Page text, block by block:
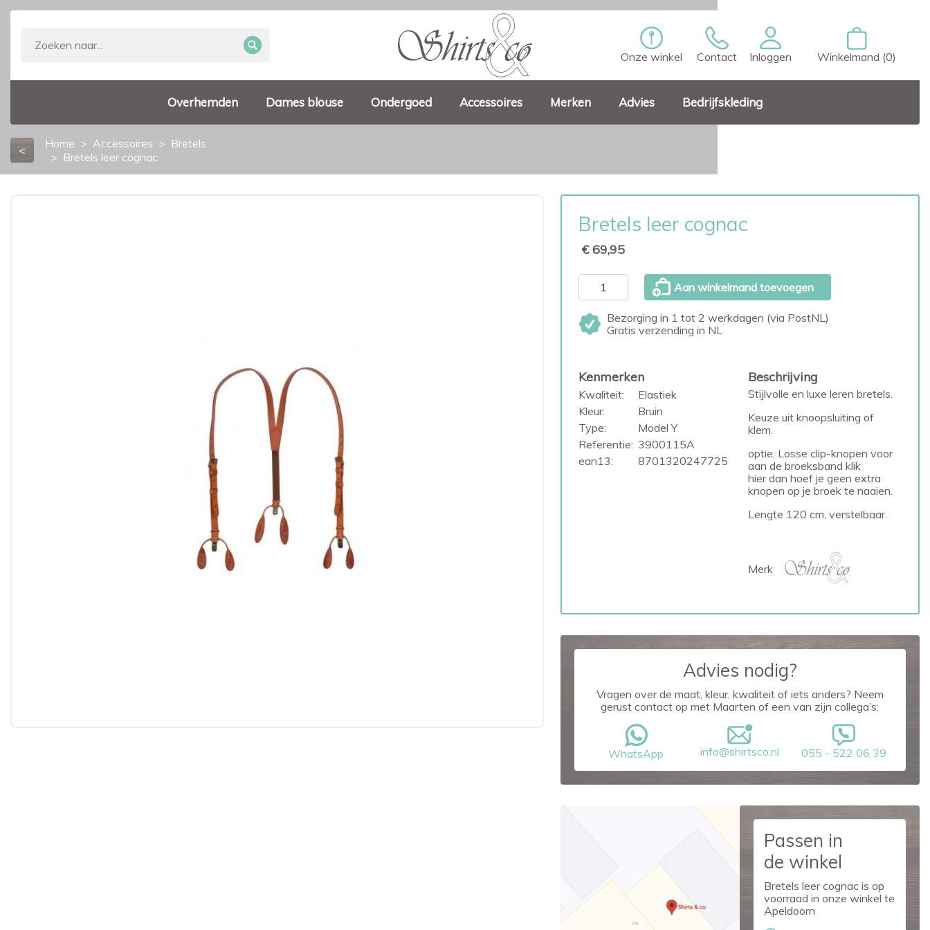
Onze winkel Contact Inloggen Winkelmand (0)
Overhemden Dames blouse Ondergoed Accessoires Merken Advies Bedrijfskleding
< Home Accessoires
Bretels
Bretels leer cognac
Bretels leer cognac
€ 69,95
Aan winkelmand toevoegen
Bezorging in 1 tot 2 werkdagen (via PostNL)
Gratis verzending in NL
Kenmerken
Kwaliteit:
Elastiek
Kleur:
Bruin
Type:
Model Y
Referentie: 3900115A
ean13:
8701320247725
Beschrijving
Stijlvolle en luxe leren bretels.
Keuze uit knoopsluiting of
klem.
optie: Losse clip-knopen voor
aan de broeksbandklik
hierdan hoef je geen extra
knopen op je broek te naaien.
Lengte 120 cm, verstelbaar.
Merk
Advies nodig?
Vragen over de maat, kleur, kwaliteit of iets anders? Neem
gerust contact op met Maarten of een van zijn collega’s:
WhatsApp info@shirtsco.nl 055 - 522 06 39
Passen in
de winkel
Bretels leer cognac is op
voorraad in onze winkel te
Apeldoorn